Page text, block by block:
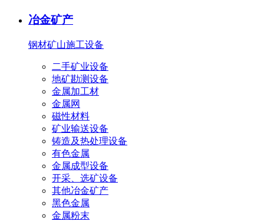
冶金矿产
钢材矿山施工设备
二手矿业设备
地矿勘测设备
金属加工材
金属网
磁性材料
矿业输送设备
铸造及热处理设备
有色金属
金属成型设备
开采、选矿设备
其他冶金矿产
黑色金属
金属粉末